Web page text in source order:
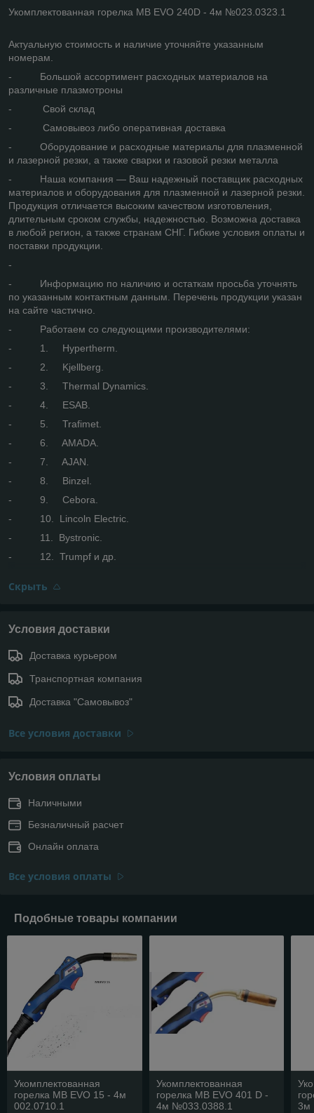
Укомплектованная горелка MB EVO 240D - 4м №023.0323.1
Актуальную стоимость и наличие уточняйте указанным
номерам.
- Большой ассортимент расходных материалов на
различные плазмотроны
- Свой склад
- Самовывоз либо оперативная доставка
- Оборудование и расходные материалы для плазменной
и лазерной резки, а также сварки и газовой резки металла
- Наша компания — Ваш надежный поставщик расходных
материалов и оборудования для плазменной и лазерной резки.
Продукция отличается высоким качеством изготовления,
длительным сроком службы, надежностью. Возможна доставка
в любой регион, а также странам СНГ. Гибкие условия оплаты и
поставки продукции.
-
- Информацию по наличию и остаткам просьба уточнять
по указанным контактным данным. Перечень продукции указан
на сайте частично.
- Работаем со следующими производителями:
- 1. Hypertherm.
- 2. Kjellberg.
- 3. Thermal Dynamics.
- 4. ESAB.
- 5. Trafimet.
- 6. AMADA.
- 7. AJAN.
- 8. Binzel.
- 9. Cebora.
- 10. Lincoln Electric.
- 11. Bystronic.
- 12. Trumpf и др.
Скрыть
Условия доставки
Доставка курьером
Транспортная компания
Доставка "Самовывоз"
Все условия доставки
Условия оплаты
Наличными
Безналичный расчет
Онлайн оплата
Все условия оплаты
Подобные товары компании
Укомплектованная
горелка MB EVO 15 - 4м
002.0710.1
Укомплектованная
горелка MB EVO 401 D -
4м №033.0388.1
3м